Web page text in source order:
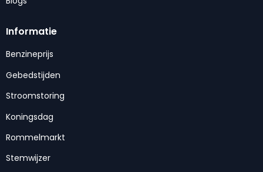
Informatie
Benzineprijs
Gebedstijden
Stroomstoring
Koningsdag
Rommelmarkt
Stemwijzer